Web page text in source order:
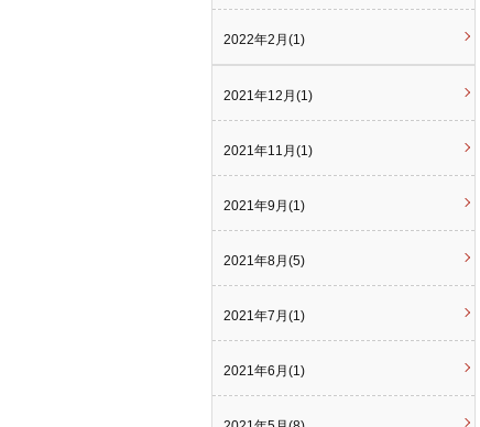
2022年2月(1)
2021年12月(1)
2021年11月(1)
2021年9月(1)
2021年8月(5)
2021年7月(1)
2021年6月(1)